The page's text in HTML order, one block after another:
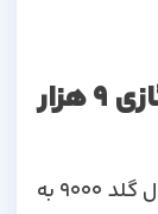
عوامل موثر بر قیمت کولر گازی 9 هزار
در وبسایت دماجت، قیمت کولر گازی جنرال گلد 9000 به